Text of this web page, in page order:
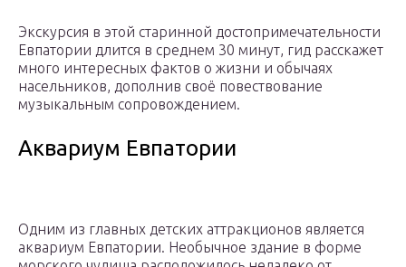
Экскурсия в этой старинной достопримечательности
Евпатории длится в среднем 30 минут, гид расскажет
много интересных фактов о жизни и обычаях
насельников, дополнив своё повествование
музыкальным сопровождением.
Аквариум Евпатории
Одним из главных детских аттракционов является
аквариум Евпатории. Необычное здание в форме